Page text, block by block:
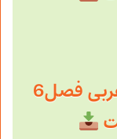
دانلود گام به گام عربی فصل6